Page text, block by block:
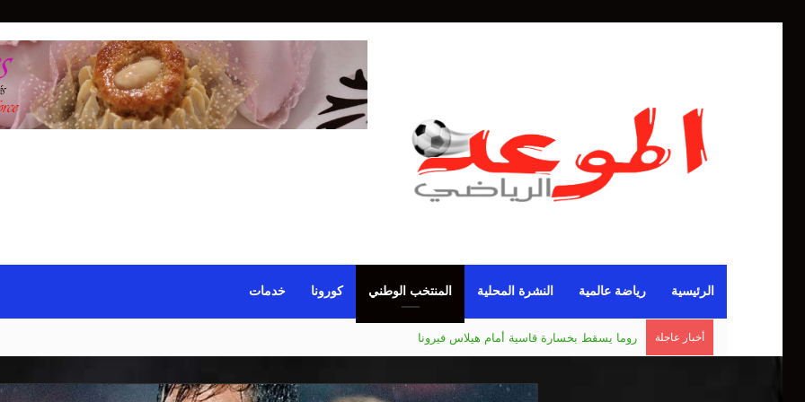
الرئيسية رياضة عالمية النشرة المحلية المنتخب الوطني كورونا خدمات
أخبار عاجلة مانشستر يونايتد يقدم أسوأ نسخة منذ 38 عاما